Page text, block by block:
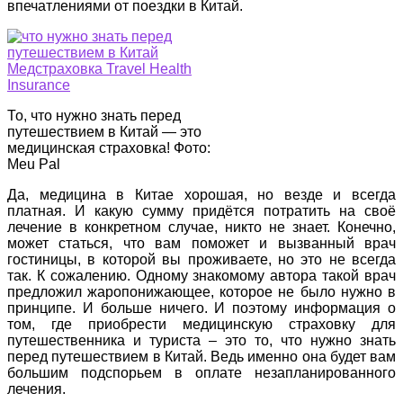
впечатлениями от поездки в Китай.
То, что нужно знать перед
путешествием в Китай — это
медицинская страховка! Фото:
Meu Pal
Да, медицина в Китае хорошая, но везде и всегда
платная. И какую сумму придётся потратить на своё
лечение в конкретном случае, никто не знает. Конечно,
может статься, что вам поможет и вызванный врач
гостиницы, в которой вы проживаете, но это не всегда
так. К сожалению. Одному знакомому автора такой врач
предложил жаропонижающее, которое не было нужно в
принципе. И больше ничего. И поэтому информация о
том, где приобрести медицинскую страховку для
путешественника и туриста – это то, что нужно знать
перед путешествием в Китай. Ведь именно она будет вам
большим подспорьем в оплате незапланированного
лечения.